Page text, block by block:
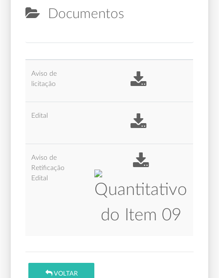
Documentos
Aviso de
licitação
Edital
Aviso de
Retificação
Edital
VOLTAR